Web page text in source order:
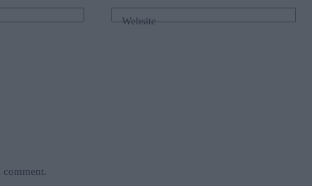
Website
comment.